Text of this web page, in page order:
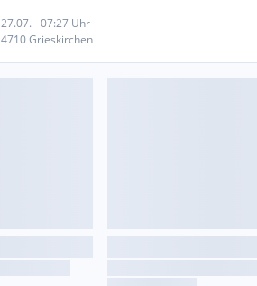
27.07. - 07:27 Uhr
4710 Grieskirchen